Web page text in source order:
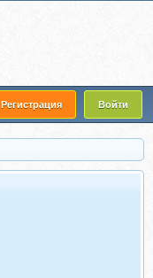
Регистрация Войти